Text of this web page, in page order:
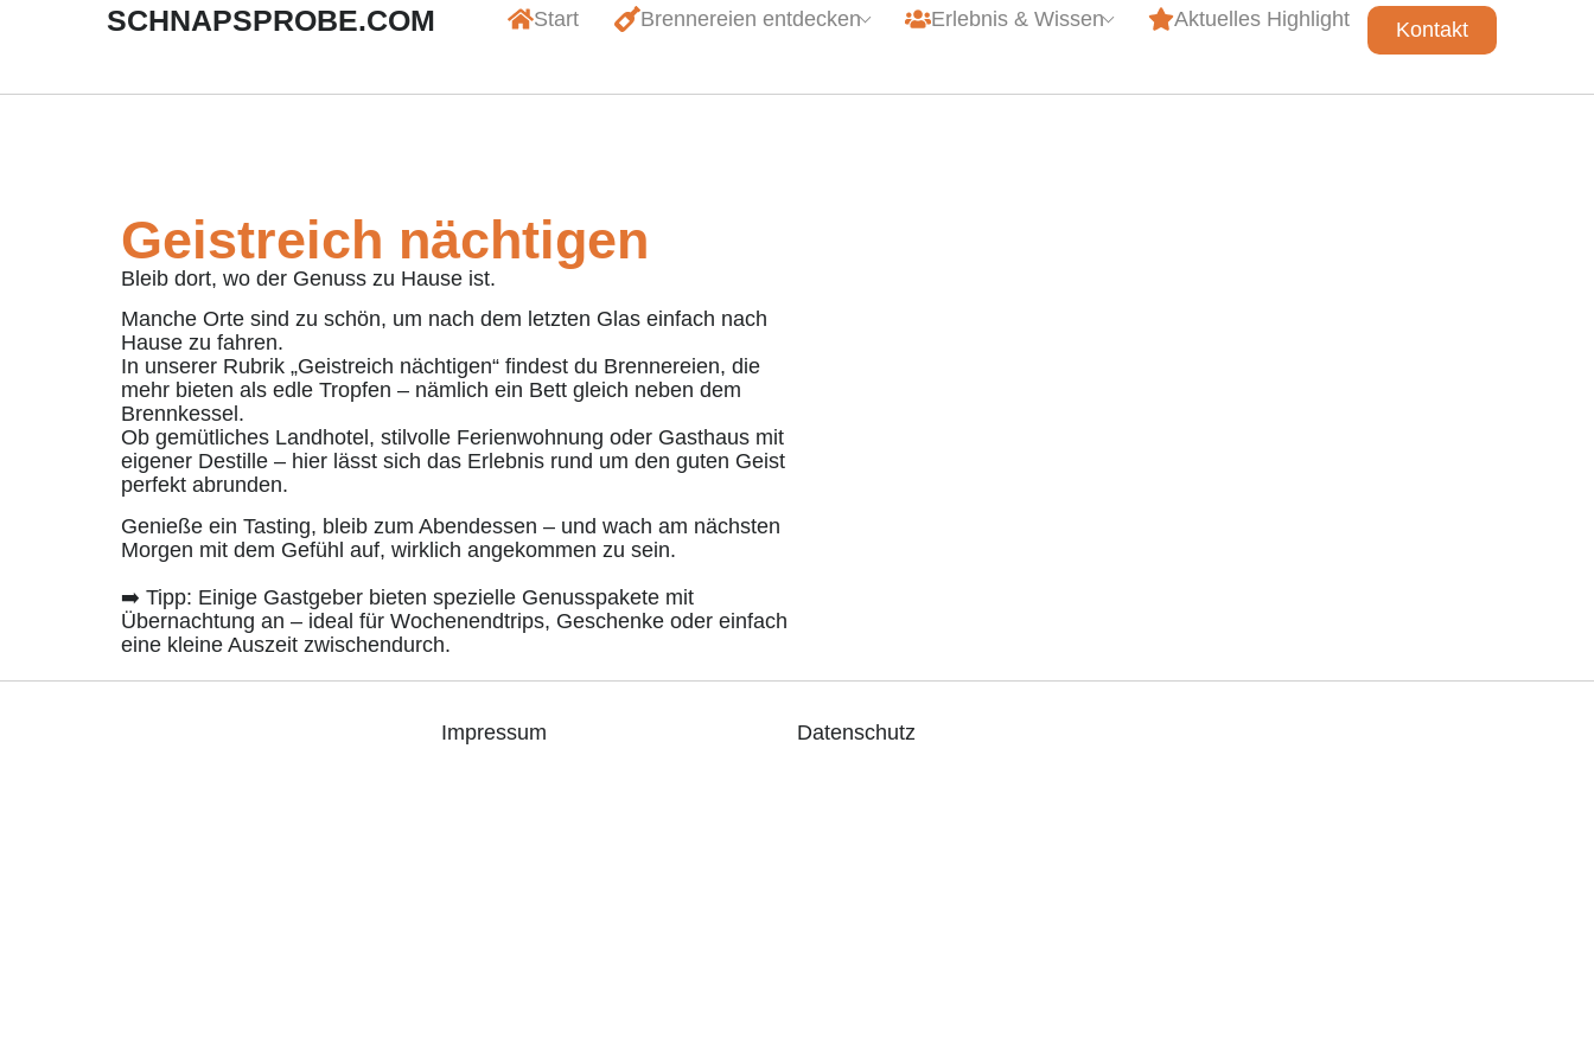
SCHNAPSPROBE.COM Start Brennereien entdecken Erlebnis & Wissen Aktuelles Highlight Kontakt
Geistreich nächtigen​
Bleib dort, wo der Genuss zu Hause ist.
Manche Orte sind zu schön, um nach dem letzten Glas einfach nach
Hause zu fahren.
In unserer Rubrik „Geistreich nächtigen“ findest du Brennereien, die
mehr bieten als edle Tropfen – nämlich ein Bett gleich neben dem
Brennkessel.
Ob gemütliches Landhotel, stilvolle Ferienwohnung oder Gasthaus mit
eigener Destille – hier lässt sich das Erlebnis rund um den guten Geist
perfekt abrunden.
Genieße ein Tasting, bleib zum Abendessen – und wach am nächsten
Morgen mit dem Gefühl auf, wirklich angekommen zu sein.
➡️ Tipp: Einige Gastgeber bieten spezielle Genusspakete mit
Übernachtung an – ideal für Wochenendtrips, Geschenke oder einfach
eine kleine Auszeit zwischendurch.
Impressum Datenschutz